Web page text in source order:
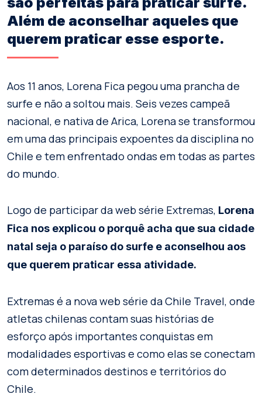
Além de aconselhar aqueles que
querem praticar esse esporte.
Aos 11 anos, Lorena Fica pegou uma prancha de
surfe e não a soltou mais. Seis vezes campeã
nacional, e nativa de Arica, Lorena se transformou
em uma das principais expoentes da disciplina no
Chile e tem enfrentado ondas em todas as partes
do mundo.
Logo de participar da web série Extremas, Lorena
Fica nos explicou o porquê acha que sua cidade
natal seja o paraíso do surfe e aconselhou aos
que querem praticar essa atividade.
Extremas é a nova web série da Chile Travel, onde
atletas chilenas contam suas histórias de
esforço após importantes conquistas em
modalidades esportivas e como elas se conectam
com determinados destinos e territórios do
Chile.